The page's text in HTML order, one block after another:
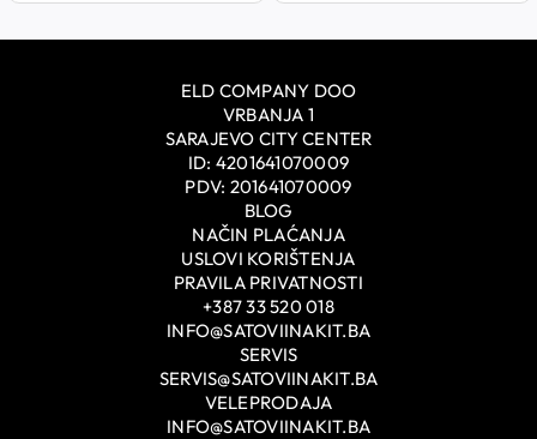
ELD COMPANY DOO
VRBANJA 1
SARAJEVO CITY CENTER
ID: 4201641070009
PDV: 201641070009
BLOG
NAČIN PLAĆANJA
USLOVI KORIŠTENJA
PRAVILA PRIVATNOSTI
+387 33 520 018
INFO@SATOVIINAKIT.BA
SERVIS
SERVIS@SATOVIINAKIT.BA
VELEPRODAJA
INFO@SATOVIINAKIT.BA